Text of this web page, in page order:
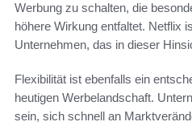
Werbung zu schalten, die
höhere Wirkung entfaltet. Netflix
Unternehmen, das in dieser
Flexibilität ist ebenfalls ein
heutigen Werbelandschaft.
sein, sich schnell an